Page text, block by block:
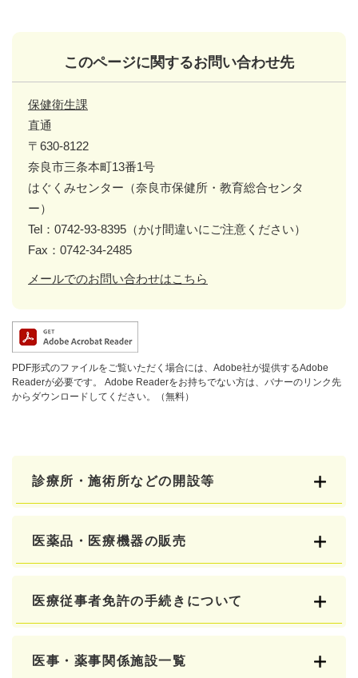
このページに関するお問い合わせ先
保健衛生課
直通
〒630-8122
奈良市三条本町13番1号
はぐくみセンター（奈良市保健所・教育総合センタ
ー）
Tel：0742-93-8395（かけ間違いにご注意ください）
Fax：0742-34-2485
メールでのお問い合わせはこちら
PDF形式のファイルをご覧いただく場合には、Adobe社が提供するAdobe
Readerが必要です。
Adobe Readerをお持ちでない方は、バナーのリンク先
からダウンロードしてください。（無料）
診療所・施術所などの開設等
医薬品・医療機器の販売
医療従事者免許の手続きについて
医事・薬事関係施設一覧